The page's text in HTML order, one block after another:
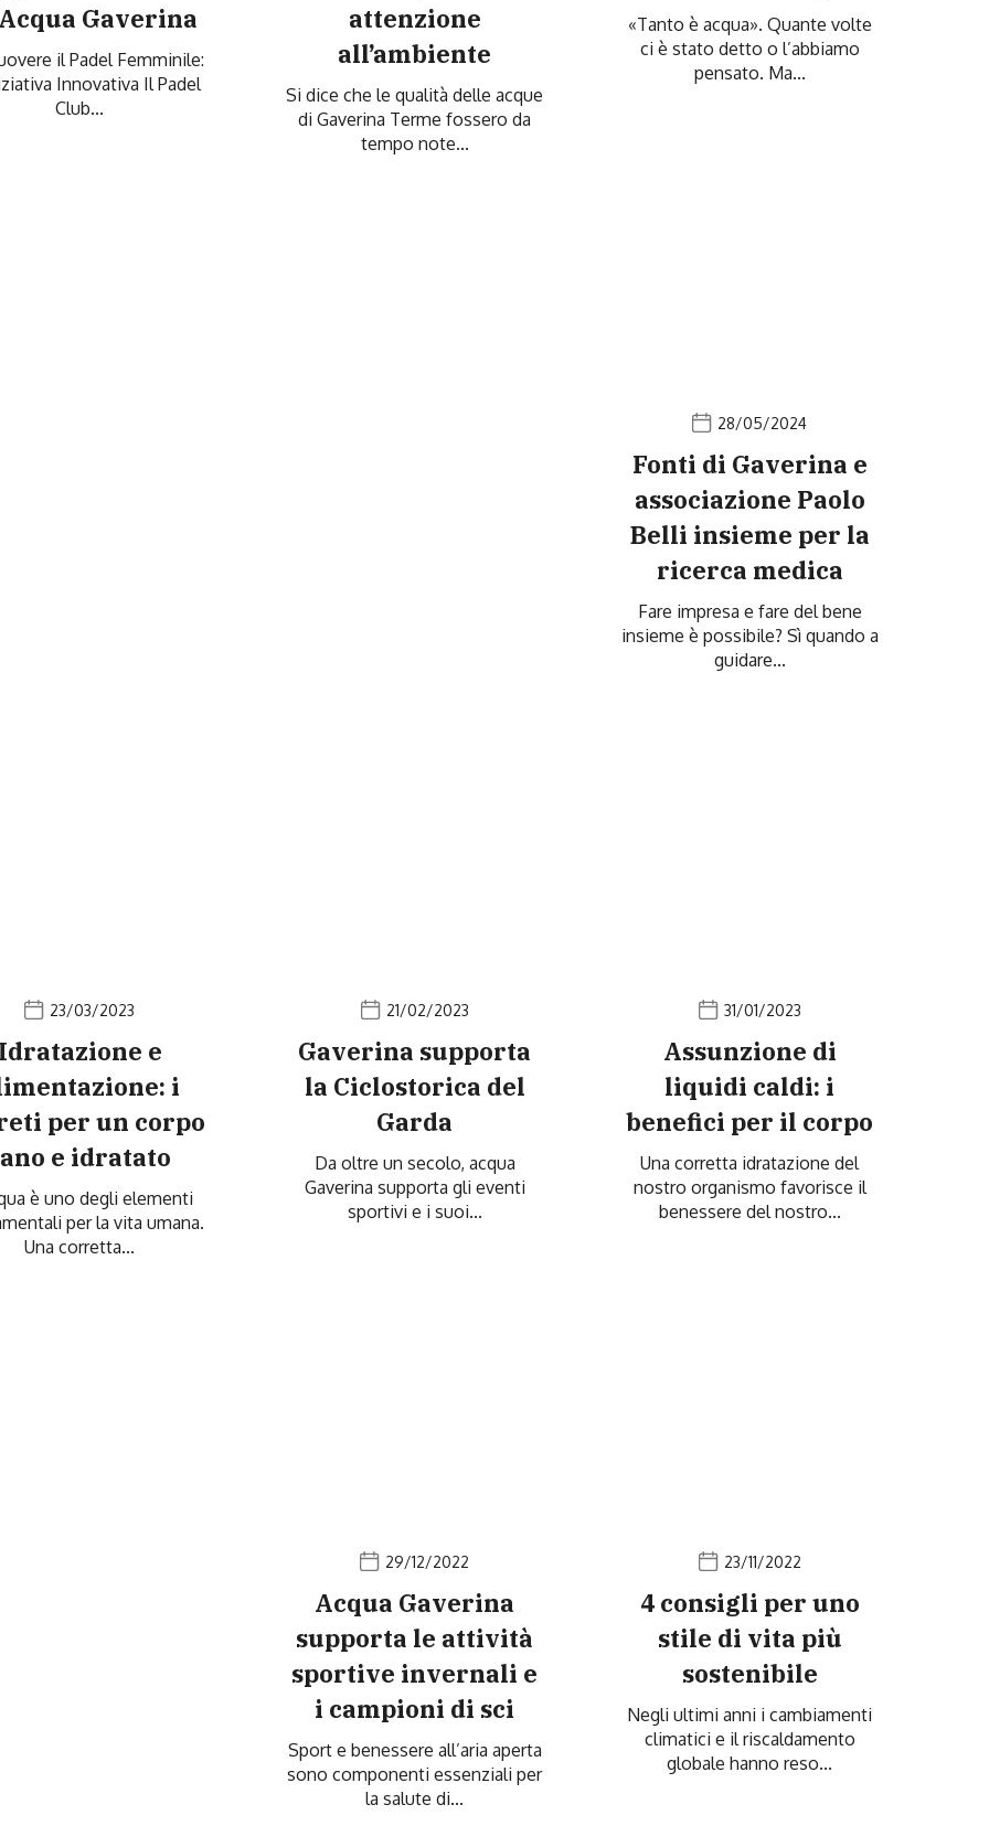
Gaverina
il Padel Femminile:
Innovativa Il Padel
Club...
attenzione
all’ambiente
Si dice che le qualità delle acque
di Gaverina Terme fossero da
tempo note...
«Tanto è acqua». Quante volte
ci è stato detto o l’abbiamo
pensato. Ma...
28/05/2024
Fonti di Gaverina e
associazione Paolo
Belli insieme per la
ricerca medica
Fare impresa e fare del bene
insieme è possibile? Sì quando a
guidare...
23/03/2023
Idratazione e
i
per un corpo
e idratato
è uno degli elementi
per la vita umana.
Una corretta...
21/02/2023
Gaverina supporta
la Ciclostorica del
Garda
Da oltre un secolo, acqua
Gaverina supporta gli eventi
sportivi e i suoi...
31/01/2023
Assunzione di
liquidi caldi: i
benefici per il corpo
Una corretta idratazione del
nostro organismo favorisce il
benessere del nostro...
29/12/2022
Acqua Gaverina
supporta le attività
sportive invernali e
i campioni di sci
Sport e benessere all’aria aperta
sono componenti essenziali per
la salute di...
23/11/2022
4 consigli per uno
stile di vita più
sostenibile
Negli ultimi anni i cambiamenti
climatici e il riscaldamento
globale hanno reso...